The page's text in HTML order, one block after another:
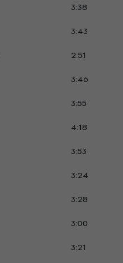
3:38
3:43
2:51
3:46
3:55
4:18
3:53
3:24
3:28
3:00
3:21